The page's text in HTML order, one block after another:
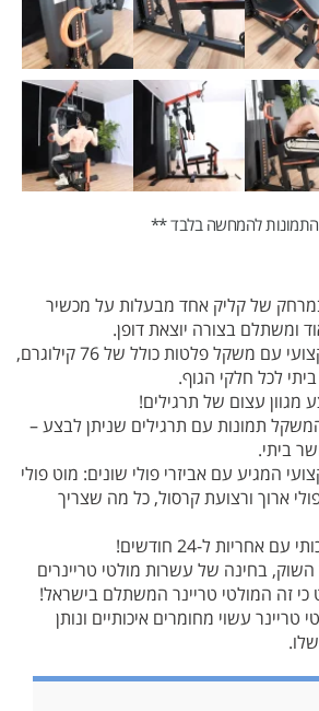
להמחשה בלבד **
במרחק של קליק אחד מבעלות על מכשיר
ומשתלם בצורה יוצאת דופן.
מכשיר מולטי טריינר מקצועי עם משקל פלטות כולל של 76 קילוגרם,
לכל חלקי הגוף.
מגוון עצום של תרגילים!
תמונות עם תרגילים שניתן לבצע –
ביתי.
המגיע עם אביזרי פולי שונים: מוט פולי
ארוך ורצועת קרסול, כל מה שצריך
אחריות ל-24 חודשים!
השוק, בחינה של עשרות מולטי טריינרים
כי זה המולטי טריינר המשתלם בישראל!
טריינר עשוי מחומרים איכותיים ונותן